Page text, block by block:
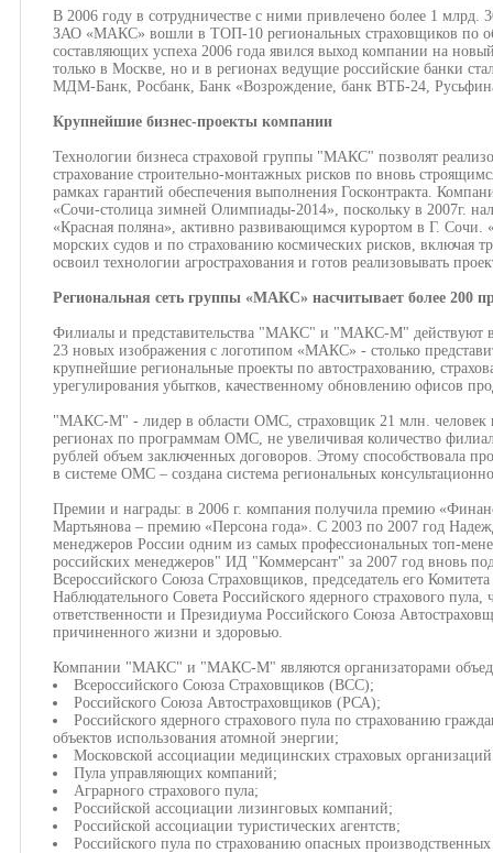
В 2006 году в сотрудничестве с ними привлечено более 1
ЗАО «МАКС» вошли в ТОП-10 региональных страховщиков по
составляющих успеха 2006 года явился выход компании на
только в Москве, но и в регионах ведущие российские банки
МДМ-Банк, Росбанк, Банк «Возрождение, банк ВТБ-24,
Крупнейшие бизнес-проекты компании
Технологии бизнеса страховой группы "МАКС" позволят
страхование строительно-монтажных рисков по вновь
рамках гарантий обеспечения выполнения Госконтракта.
«Сочи-столица зимней Олимпиады-2014», поскольку в 2007г.
«Красная поляна», активно развивающимся курортом в Г.
морских судов и по страхованию космических рисков, включая
освоил технологии агрострахования и готов реализовывать
Региональная сеть группы «МАКС» насчитывает более 200
Филиалы и представительства "МАКС" и "МАКС-М" действуют в
23 новых изображения с логотипом «МАКС» - столько
крупнейшие региональные проекты по автострахованию,
урегулирования убытков, качественному обновлению офисов
"МАКС-М" - лидер в области ОМС, страховщик 21 млн. человек в
регионах по программам ОМС, не увеличивая количество
рублей объем заключенных договоров. Этому способствовала
в системе ОМС – создана система региональных
Премии и награды: в 2006 г. компания получила премию
Мартьянова – премию «Персона года». С 2003 по 2007 год
менеджеров России одним из самых профессиональных топ-
российских менеджеров" ИД "Коммерсант" за 2007 год вновь
Всероссийского Союза Страховщиков, председатель его
Наблюдательного Совета Российского ядерного страхового
ответственности и Президиума Российского Союза
причиненного жизни и здоровью.
Компании "МАКС" и "МАКС-М" являются организаторами
Всероссийского Союза Страховщиков (ВСС);
Российского Союза Автостраховщиков (РСА);
Российского ядерного страхового пула по страхованию
объектов использования атомной энергии;
Московской ассоциации медицинских страховых
Пула управляющих компаний;
Аграрного страхового пула;
Российской ассоциации лизинговых компаний;
Российской ассоциации туристических агентств;
Российского пула по страхованию опасных